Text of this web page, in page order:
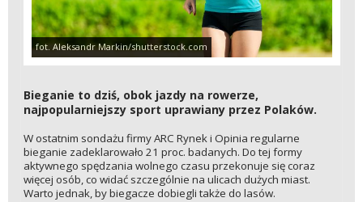
fot. Aleksandr Markin/shutterstock.com
Bieganie to dziś, obok jazdy na rowerze,
najpopularniejszy sport uprawiany przez Polaków.
W ostatnim sondażu firmy ARC Rynek i Opinia regularne
bieganie zadeklarowało 21 proc. badanych. Do tej formy
aktywnego spędzania wolnego czasu przekonuje się coraz
więcej osób, co widać szczególnie na ulicach dużych miast.
Warto jednak, by biegacze dobiegli także do lasów.